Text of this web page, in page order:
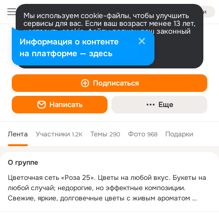
Войти
Мы используем cookie-файлы, чтобы улучшить
сервисы для вас. Если ваш возраст менее 13 лет,
настроить cookie-файлы должен ваш законный
представитель. Больше информации
Разрешить все Настроить
Доставка цветов. Оренбург. Роза 25.
Подписаться
Написать Еще
Лента Участники 1.2K Темы 290 Фото 968 Подарки
колонка
О группе
Цветочная сеть «Роза 25». Цветы на любой вкус. Букеты на
любой случай; недорогие, но эффектные композиции.
Свежие, яркие, долговечные цветы с живым ароматом
Информация о контенте
на платформе — здесь